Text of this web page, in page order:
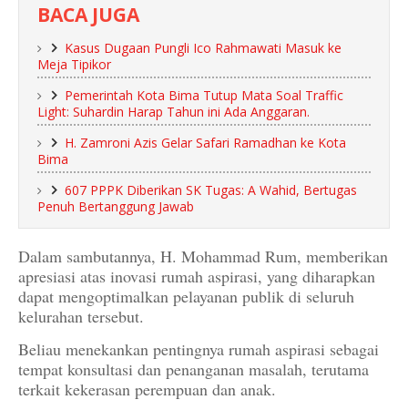
BACA JUGA
Kasus Dugaan Pungli Ico Rahmawati Masuk ke
Meja Tipikor
Pemerintah Kota Bima Tutup Mata Soal Traffic
Light: Suhardin Harap Tahun ini Ada Anggaran.
H. Zamroni Azis Gelar Safari Ramadhan ke Kota
Bima
607 PPPK Diberikan SK Tugas: A Wahid, Bertugas
Penuh Bertanggung Jawab
Dalam sambutannya, H. Mohammad Rum, memberikan
apresiasi atas inovasi rumah aspirasi, yang diharapkan
dapat mengoptimalkan pelayanan publik di seluruh
kelurahan tersebut.
Beliau menekankan pentingnya rumah aspirasi sebagai
tempat konsultasi dan penanganan masalah, terutama
terkait kekerasan perempuan dan anak.